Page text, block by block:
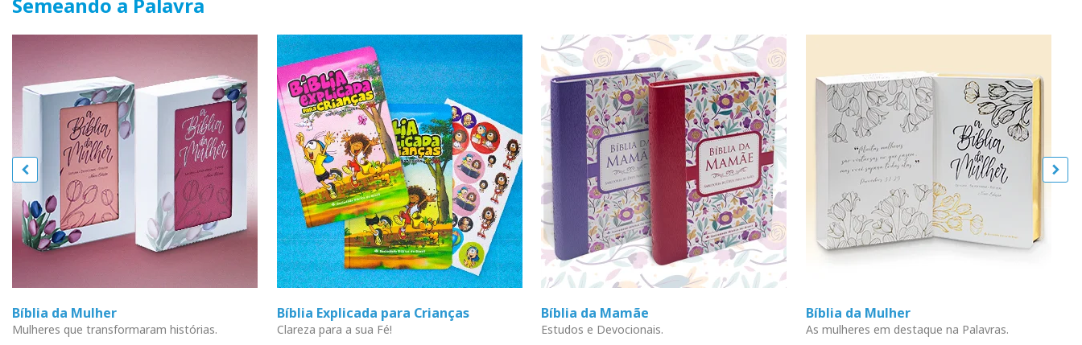
Bíblia da Mulher
Mulheres que transformaram histórias.
Bíblia Explicada para Crianças
Clareza para a sua Fé!
Bíblia da Mamãe
Estudos e Devocionais.
Bíblia da Mulher
As mulheres em destaque na Palavras.